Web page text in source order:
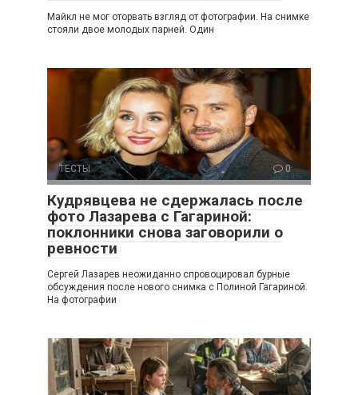
Майкл не мог оторвать взгляд от фотографии. На снимке
стояли двое молодых парней. Один
ТЕСТЫ 0
Кудрявцева не сдержалась после
фото Лазарева с Гагариной:
поклонники снова заговорили о
ревности
Сергей Лазарев неожиданно спровоцировал бурные
обсуждения после нового снимка с Полиной Гагариной.
На фотографии